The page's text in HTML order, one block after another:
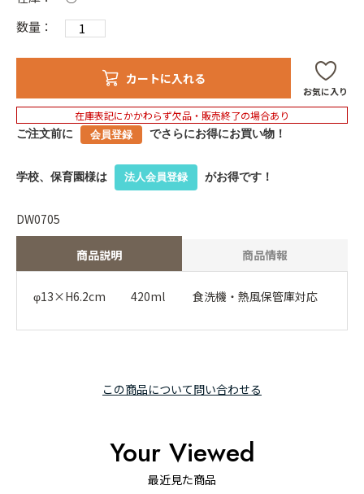
数量：
カートに入れる
お気に入り
在庫表記にかかわらず欠品・販売終了の場合あり
ご注文前に 会員登録 でさらにお得にお買い物！
学校、保育園様は 法人会員登録 がお得です！
商品説明 商品情報
φ13×H6.2cm 420ml 食洗機・熱風保管庫対応
この商品について問い合わせる
DW0705
Your Viewed
最近見た商品